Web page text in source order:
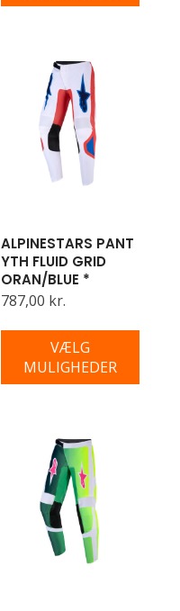
ALPINESTARS PANT
YTH FLUID GRID
ORAN/BLUE *
787,00 kr.
VÆLG
MULIGHEDER